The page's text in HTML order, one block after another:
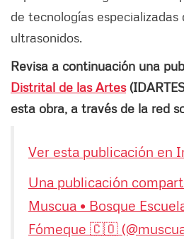
de tecnologías
ultrasonidos.
Revisa a continuación una
Distrital de las Artes
esta obra, a través de la red
Ver esta publicación en
Una publicación
Muscua • Bosque
Fómeque 🇨🇴